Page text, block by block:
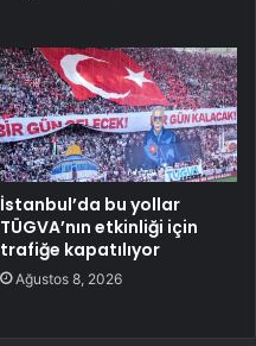
İstanbul’da bu yollar
TÜGVA’nın etkinliği için
trafiğe kapatılıyor
Ağustos 8, 2026